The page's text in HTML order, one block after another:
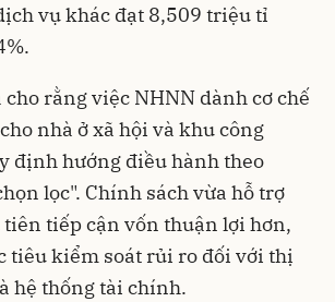
vụ khác đạt 8,509 triệu tỉ
cho rằng việc NHNN dành cơ chế
nhà ở xã hội và khu công
định hướng điều hành theo
lọc". Chính sách vừa hỗ trợ
tiếp cận vốn thuận lợi hơn,
tiêu kiểm soát rủi ro đối với thị
hệ thống tài chính.